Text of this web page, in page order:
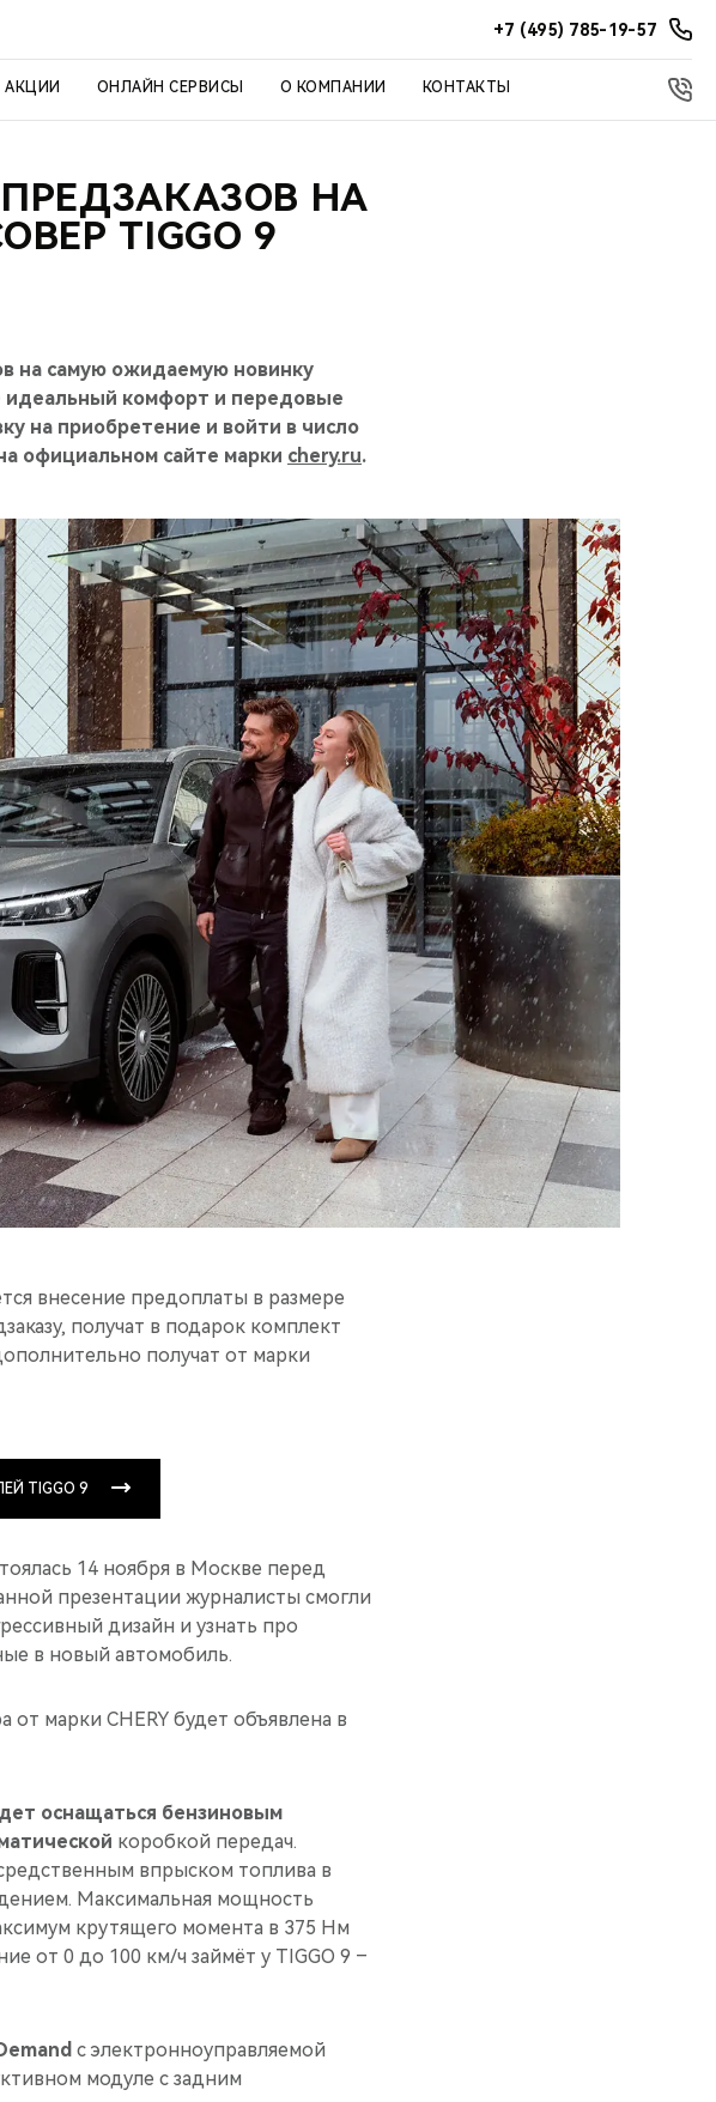
+7 (495) 785-19-57
АКЦИИ ОНЛАЙН СЕРВИСЫ О КОМПАНИИ КОНТАКТЫ
ПРЕДЗАКАЗОВ НА
TIGGO 9
на самую ожидаемую новинку
идеальный комфорт и передовые
на приобретение и войти в число
официальном сайте марки chery.ru.
внесение предоплаты в размере
получат в подарок комплект
получат от марки
TIGGO 9
14 ноября в Москве перед
презентации журналисты смогли
дизайн и узнать про
в новый автомобиль.
марки CHERY будет объявлена в
оснащаться бензиновым
коробкой передач.
впрыском топлива в
Максимальная мощность
крутящего момента в 375 Нм
от 0 до 100 км/ч займёт у TIGGO 9 –
с электронноуправляемой
модуле с задним